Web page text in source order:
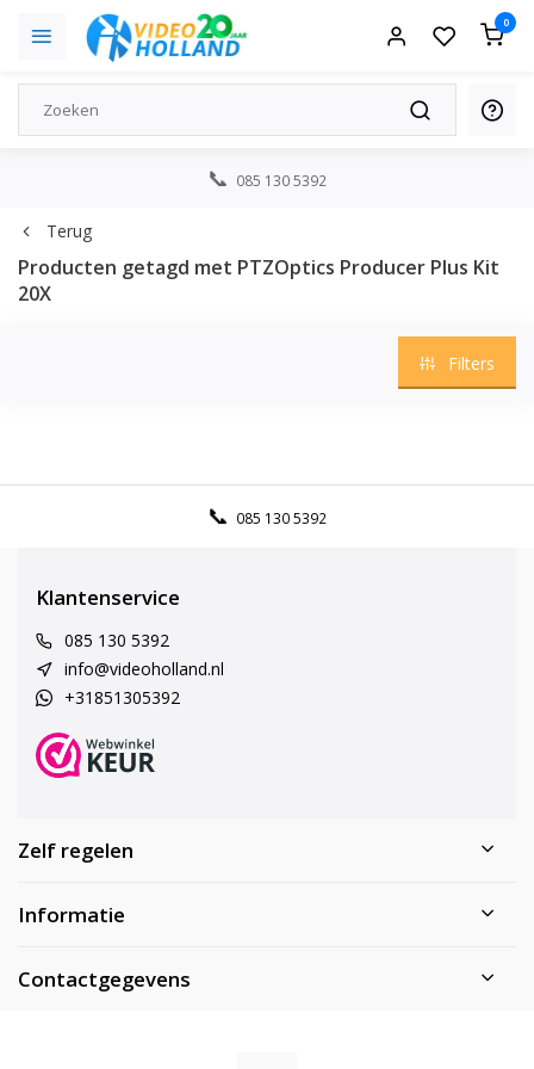
0
085 130 5392
Terug
Producten getagd met PTZOptics Producer Plus Kit
20X
Filters
085 130 5392
Klantenservice
085 130 5392
info@videoholland.nl
+31851305392
Zelf regelen
Informatie
Contactgegevens